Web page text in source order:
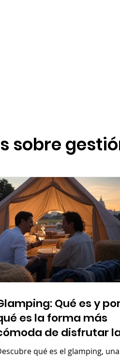
sobre
Qué es y
es la forma más
de disfrutar
qué es el glamping, una